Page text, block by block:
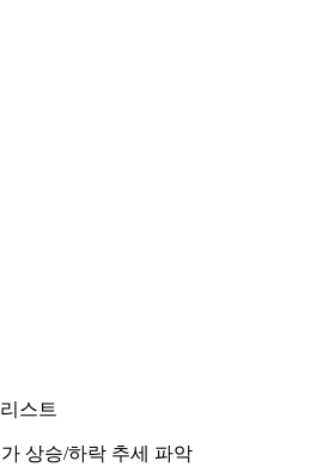
스트
상승/하락 추세 파악